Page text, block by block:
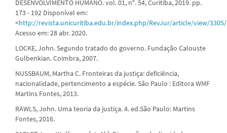
DESENVOLVIMENTO HUMANO. vol. 01, n°. 54, Curitiba, 2019. pp.
173 - 192 Disponível em:
<http://revista.unicuritiba.edu.br/index.php/RevJur/article/view/3305/
Acesso em: 28 abr. 2020.
LOCKE, John. Segundo tratado do governo. Fundação Calouste
Gulbenkian. Coimbra, 2007.
NUSSBAUM, Martha C. Fronteiras da justiça: deficiência,
nacionalidade, pertencimento a espécie. São Paulo : Editora WMF
Martins Fontes, 2013.
RAWLS, John. Uma teoria da justiça. 4. ed.São Paulo: Martins
Fontes, 2016.